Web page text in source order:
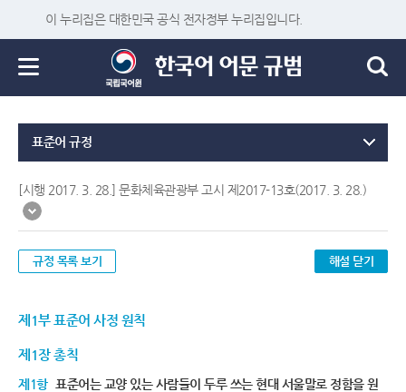
이 누리집은 대한민국 공식 전자정부 누리집입니다.
표준어 규정
[시행 2017. 3. 28.] 문화체육관광부 고시 제2017-13호(2017. 3. 28.)
규정 목록 보기 해설 닫기
제1부 표준어 사정 원칙
제1장 총칙
제1항 표준어는 교양 있는 사람들이 두루 쓰는 현대 서울말로 정함을 원